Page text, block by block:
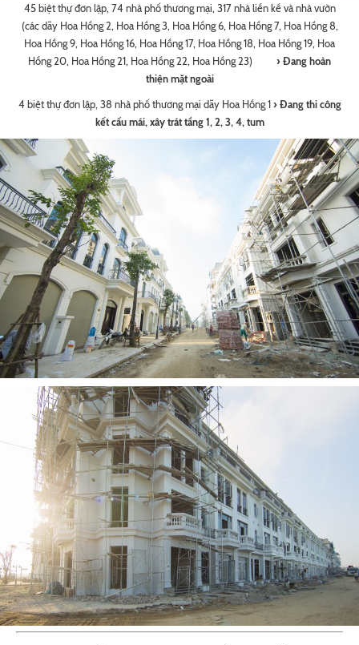
45 biệt thự đơn lập, 74 nhà phố thương mại, 317 nhà liền kề và nhà vườn
(các dãy Hoa Hồng 2, Hoa Hồng 3, Hoa Hồng 6, Hoa Hồng 7, Hoa Hồng 8,
Hoa Hồng 9, Hoa Hồng 16, Hoa Hồng 17, Hoa Hồng 18, Hoa Hồng 19, Hoa
Hồng 20, Hoa Hồng 21, Hoa Hồng 22, Hoa Hồng 23) › Đang hoàn
thiện mặt ngoài
4 biệt thự đơn lập, 38 nhà phố thương mại dãy Hoa Hồng 1› Đang thi công
kết cấu mái, xây trát tầng 1, 2, 3, 4, tum